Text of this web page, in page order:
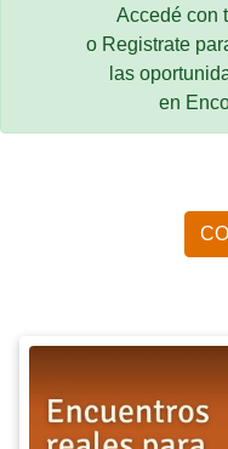
Accedé con
o Registrate
las
en